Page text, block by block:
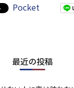
Pocket
最近の投稿